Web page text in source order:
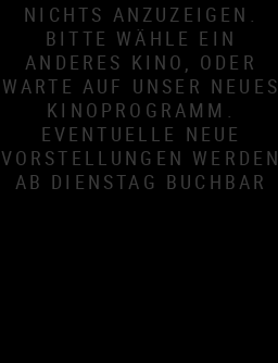
NICHTS ANZUZEIGEN.
BITTE WÄHLE EIN
ANDERES KINO, ODER
WARTE AUF UNSER NEUES
KINOPROGRAMM.
EVENTUELLE NEUE
VORSTELLUNGEN WERDEN
AB DIENSTAG BUCHBAR